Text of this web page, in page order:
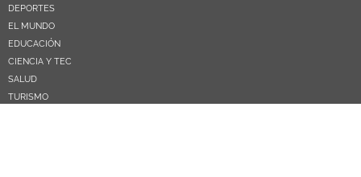
DEPORTES
EL MUNDO
EDUCACIÓN
CIENCIA Y TEC
SALUD
TURISMO